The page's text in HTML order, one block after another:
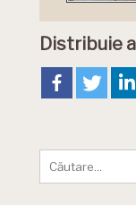
Distribuie